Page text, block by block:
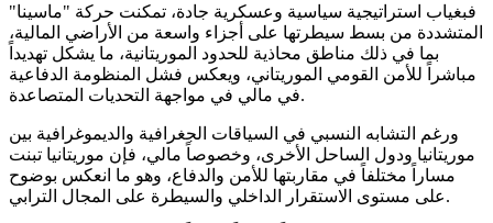
فبغياب استراتيجية سياسية وعسكرية جادة، تمكنت حركة "ماسينا"
المتشددة من بسط سيطرتها على أجزاء واسعة من الأراضي المالية،
بما في ذلك مناطق محاذية للحدود الموريتانية، ما يشكل تهديداً
مباشراً للأمن القومي الموريتاني، ويعكس فشل المنظومة الدفاعية
في مالي في مواجهة التحديات المتصاعدة.
ورغم التشابه النسبي في السياقات الجغرافية والديموغرافية بين
موريتانيا ودول الساحل الأخرى، وخصوصاً مالي، فإن موريتانيا تبنت
مساراً مختلفاً في مقاربتها للأمن والدفاع، وهو ما انعكس بوضوح
على مستوى الاستقرار الداخلي والسيطرة على المجال الترابي.